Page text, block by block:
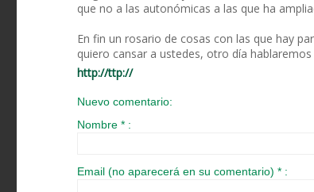
que no a las autonómicas a las que ha
En fin un rosario de cosas con las que hay
quiero cansar a ustedes, otro día hablaremos
http://ttp://
Nuevo comentario:
Nombre * :
Email (no aparecerá en su comentario) * :